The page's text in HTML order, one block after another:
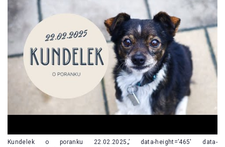
Kundelek o poranku 22.02.2025„’ data-height=’465′ data-